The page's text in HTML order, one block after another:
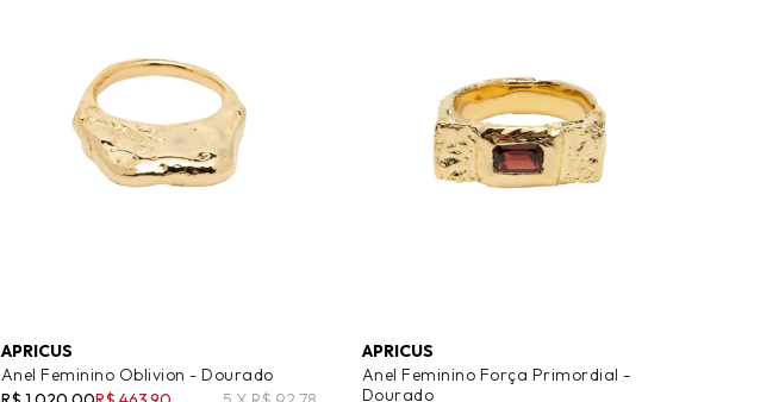
APRICUS
Anel Feminino Oblivion - Dourado
APRICUS
Anel Feminino Força Primordial -
Dourado